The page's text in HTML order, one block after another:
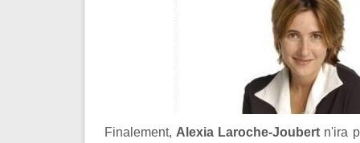
Finalement, Alexia Laroche-Joubert n'ira